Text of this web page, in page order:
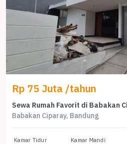
Rp 75 Juta /tahun
Babakan Ciparay, Bandung
Kamar Tidur Kamar Mandi